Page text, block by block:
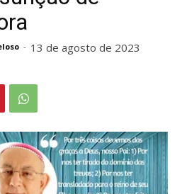
- 13 de agosto de 2023